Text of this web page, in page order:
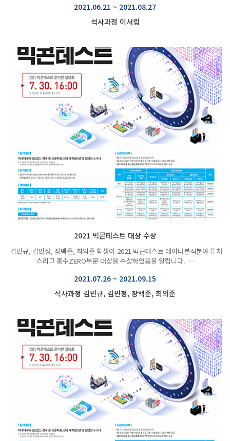
2021.06.21 ~ 2021.08.27
석사과정 이서림
2021 빅콘테스트 대상 수상
김민규, 김민정, 장백준, 최의준 학생이 2021 빅콘테스트 데이터분석분야 퓨처
스리그 홍수ZERO부문 대상을 수상하였음을 알립니다. …
2021.07.26 ~ 2021.09.15
석사과정 김민규, 김민정, 장백준, 최의준